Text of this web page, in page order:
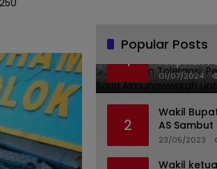
Popular Posts
1
Islam dan
Pimpinan
Indonesia
01/07/2024
2
Wakil
AS
Pramuka
23/05/2023
Wakil